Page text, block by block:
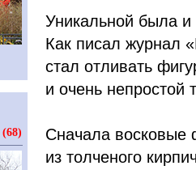
Уникальной была и
Как писал журнал «
стал отливать
и очень непростой
Сначала восковые
из толченого
(68)